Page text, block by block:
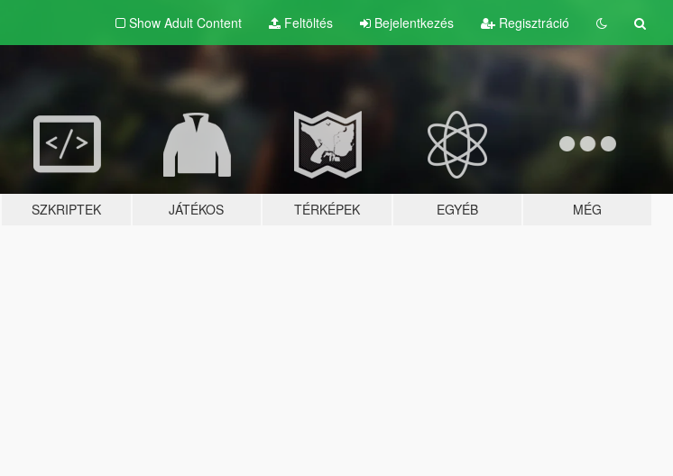
Show Adult Content Feltöltés Bejelentkezés Regisztráció
SZKRIPTEK JÁTÉKOS TÉRKÉPEK EGYÉB MÉG